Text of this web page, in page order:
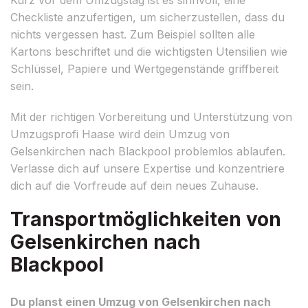
Checkliste anzufertigen, um sicherzustellen, dass du
nichts vergessen hast. Zum Beispiel sollten alle
Kartons beschriftet und die wichtigsten Utensilien wie
Schlüssel, Papiere und Wertgegenstände griffbereit
sein.
Mit der richtigen Vorbereitung und Unterstützung von
Umzugsprofi Haase wird dein Umzug von
Gelsenkirchen nach Blackpool problemlos ablaufen.
Verlasse dich auf unsere Expertise und konzentriere
dich auf die Vorfreude auf dein neues Zuhause.
Transportmöglichkeiten von
Gelsenkirchen nach
Blackpool
Du planst einen Umzug von Gelsenkirchen nach